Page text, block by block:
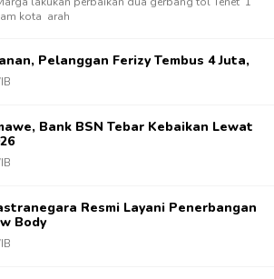
kota arah
Pelanggan Ferizy Tembus 4 Juta,
Bank BSN Tebar Kebaikan Lewat
Resmi Layani Penerbangan
Body